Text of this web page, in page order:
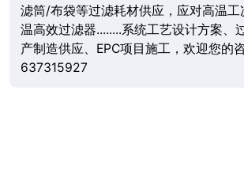
滤筒/布袋等过滤耗材供应，应对高温工
温高效过滤器........系统工艺设计方案、
产制造供应、EPC项目施工，欢迎您的
637315927